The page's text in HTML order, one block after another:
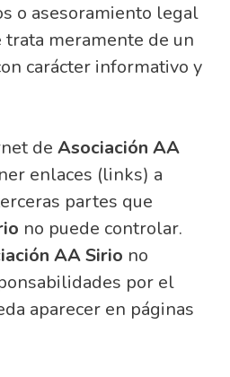
o asesoramiento legal
trata meramente de un
carácter informativo y
de Asociación AA
enlaces (links) a
partes que
no puede controlar.
AA Sirio no
por el
aparecer en páginas